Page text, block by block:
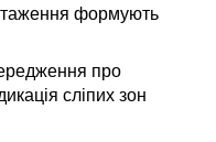
формують
про
сліпих зон